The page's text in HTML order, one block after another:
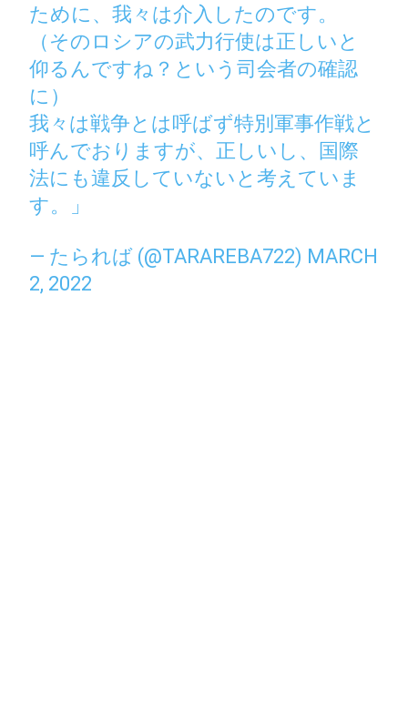
ために、我々は介入したのです。
（そのロシアの武力行使は正しいと
仰るんですね？という司会者の確認
に）
我々は戦争とは呼ばず特別軍事作戦と
呼んでおりますが、正しいし、国際
法にも違反していないと考えていま
す。」
— たられば (@TARAREBA722) MARCH
2, 2022